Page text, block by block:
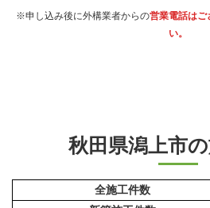
※申し込み後に外構業者からの営業電話はご
い。
秋田県潟上市
全施工件数